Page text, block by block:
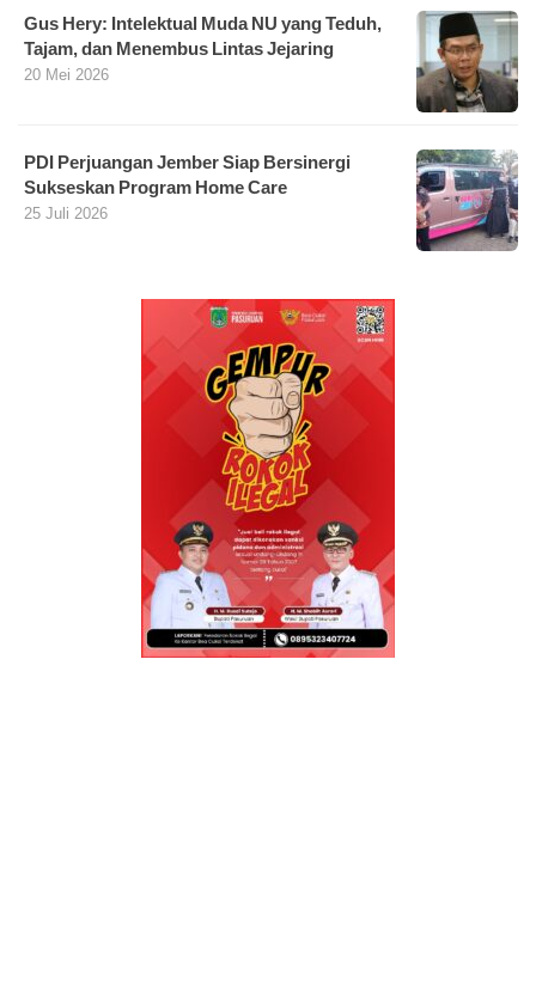
Gus Hery: Intelektual Muda NU yang Teduh,
Tajam, dan Menembus Lintas Jejaring
20 Mei 2026
PDI Perjuangan Jember Siap Bersinergi
Sukseskan Program Home Care
25 Juli 2026